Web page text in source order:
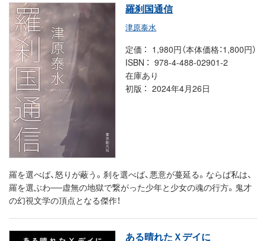
羅刹国通信
津原泰水
定価
1,980円（本体価格：1,800円）
ISBN
978-4-488-02901-2
在庫あり
初版
2024年4月26日
羅を選べば、怒りが蔽う。刹を選べば、悪意が蔓延る。ならば私は、
羅を選ぶわ──虚無の地獄で繋がった少年と少女の魂の行方。鬼才
の幻視文学の頂点となる傑作！
ある晴れたＸデイに